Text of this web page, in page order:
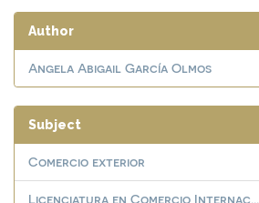
Author
Angela Abigail García Olmos
Subject
Comercio exterior
Licenciatura en Comercio Internac...